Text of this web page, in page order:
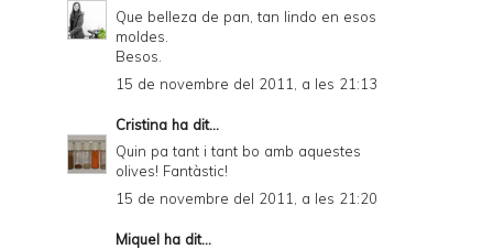
Que belleza de pan, tan lindo en esos
moldes.
Besos.
15 de novembre del 2011, a les 21:13
Cristina ha dit...
Quin pa tant i tant bo amb aquestes
olives! Fantàstic!
15 de novembre del 2011, a les 21:20
Miquel ha dit...